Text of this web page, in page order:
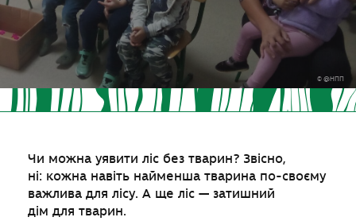
© @НПП
Чи можна уявити ліс без тварин? Звісно,
ні: кожна навіть найменша тварина по-своєму
важлива для лісу. А ще ліс — затишний
дім для тварин.